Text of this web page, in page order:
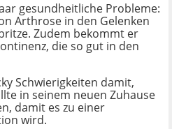
gesundheitliche Probleme:
Arthrose in den Gelenken
Zudem bekommt er
die so gut in den
Schwierigkeiten damit,
in seinem neuen Zuhause
damit es zu einer
wird.